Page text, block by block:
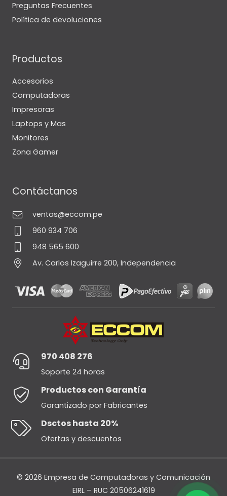
Preguntas Frecuentes
Política de devoluciones
Productos
Accesorios
Computadoras
Impresoras
Laptops y Mas
Monitores
Zona Gamer
Contáctanos
ventas@eccom.pe
960 934 706
948 565 600
Av. Carlos Izaguirre 200, Independencia
970 408 276
Soporte 24 horas
Productos con Garantía
Garantizado por Fabricantes
Dsctos hasta 20%
Ofertas y descuentos
© 2026 Empresa de Computadoras y Comunicación
EIRL – RUC 20506241619